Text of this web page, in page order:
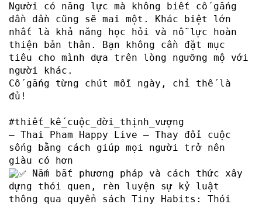
Người có năng lực mà không biết cố gắng
dần dần cũng sẽ mai một. Khác biệt lớn
nhất là khả năng học hỏi và nỗ lực hoàn
thiện bản thân. Bạn không cần đặt mục
tiêu cho mình dựa trên lòng ngưỡng mộ với
người khác.
Cố gắng từng chút mỗi ngày, chỉ thế là
đủ!
#thiết_kế_cuộc_đời_thịnh_vượng
– Thai Pham Happy Live – Thay đổi cuộc
sống bằng cách giúp mọi người trở nên
giàu có hơn
Nắm bắt phương pháp và cách thức xây
dựng thói quen, rèn luyện sự kỷ luật
thông qua quyển sách Tiny Habits: Thói